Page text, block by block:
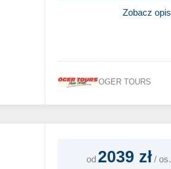
Zobacz opis
OGER TOURS
od 2039 zł/ os.